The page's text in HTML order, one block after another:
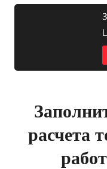
расчета